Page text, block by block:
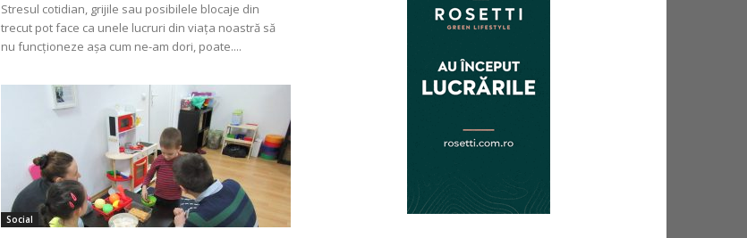
Stresul cotidian, grijile sau posibilele blocaje din
trecut pot face ca unele lucruri din viața noastră să
nu funcționeze așa cum ne-am dori, poate....
Social